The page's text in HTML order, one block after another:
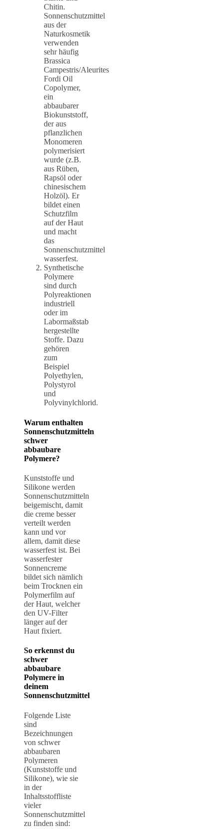
Chitin.
Sonnenschutzmittel
aus der
Naturkosmetik
verwenden
sehr häufig
Brassica
Campestris/Aleurites
Fordi Oil
Copolymer,
ein
abbaubarer
Biokunststoff,
der aus
pflanzlichen
Monomeren
polymerisiert
wurde (z.B.
aus Rüben,
Rapsöl oder
chinesischem
Holzöl). Er
bildet einen
Schutzfilm
auf der Haut
und macht
das
Sonnenschutzmittel
wasserfest.
Synthetische
Polymere
sind durch
Polyreaktionen
industriell
oder im
Labormaßstab
hergestellte
Stoffe. Dazu
gehören
zum
Beispiel
Polyethylen,
Polystyrol
und
Polyvinylchlorid.
Warum enthalten
Sonnenschutzmitteln
schwer
abbaubare
Polymere?
Kunststoffe und
Silikone werden
Sonnenschutzmitteln
beigemischt, damit
die creme besser
verteilt werden
kann und vor
allem, damit diese
wasserfest ist. Bei
wasserfester
Sonnencreme
bildet sich nämlich
beim Trocknen ein
Polymerfilm auf
der Haut, welcher
den UV-Filter
länger auf der
Haut fixiert.
So erkennst du
schwer
abbaubare
Polymere in
deinem
Sonnenschutzmittel
Folgende Liste
sind
Bezeichnungen
von schwer
abbaubaren
Polymeren
(Kunststoffe und
Silikone), wie sie
in der
Inhaltsstoffliste
vieler
Sonnenschutzmittel
zu finden sind: